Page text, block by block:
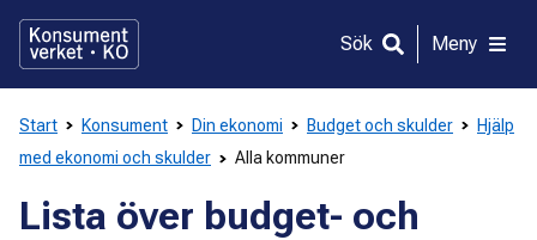
direkt
innehållet
Sök Meny
Start Konsument Din ekonomi Budget och skulder
Hjälp
med ekonomi och skulder
Alla kommuner
Lista över budget- och